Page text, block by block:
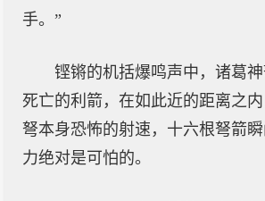
手。”
铿锵的机括爆鸣声中，诸葛
死亡的利箭，在如此近的距离之
弩本身恐怖的射速，十六根弩箭
力绝对是可怕的。